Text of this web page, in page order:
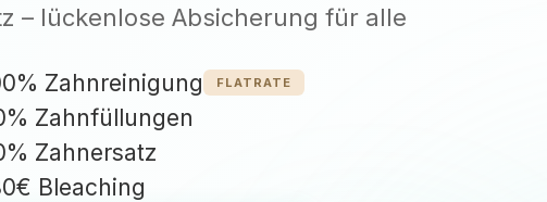
– lückenlose Absicherung für alle
Zahnreinigung FLATRATE
Zahnfüllungen
Zahnersatz
Bleaching